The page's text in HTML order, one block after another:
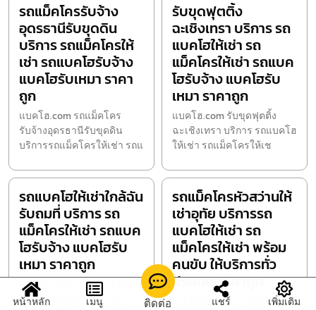
รถแม็คโครรับจ้าง
อุดรธานีรับขุดดิน
บริการ รถแม็คโครให้
เช่า รถแบคโฮรับจ้าง
แบคโฮรับเหมา ราคา
ถูก
แบคโฮ.com รถแม็คโคร
รับจ้างอุดรธานีรับขุดดิน
บริการรถแม็คโครให้เช่า รถแ
รับขุดฟุตติ้ง
ฉะเชิงเทรา บริการ รถ
แบคโฮให้เช่า รถ
แม็คโครให้เช่า รถแบค
โฮรับจ้าง แบคโฮรับ
เหมา ราคาถูก
แบคโฮ.com รับขุดฟุตติ้ง
ฉะเชิงเทรา บริการ รถแบคโฮ
ให้เช่า รถแม็คโครให้เช
รถแบคโฮให้เช่าใกล้ฉัน
รับถมที่ บริการ รถ
แม็คโครให้เช่า รถแบค
โฮรับจ้าง แบคโฮรับ
เหมา ราคาถูก
แบคโฮ.com รถแบคโฮให้เช่า
ใกล้ฉันรับถมที่ บริการรถ
รถแม็คโครหัวสว่านให้
เช่าอุทัย บริการรถ
แบคโฮให้เช่า รถ
แม็คโครให้เช่า พร้อม
คนขับ ให้บริการทั่ว
ประเทศ ราคาถูก
รถแม็คโครหัวสว่านให้เช่า
หน้าหลัก เมนู ติดต่อ แชร์ เพิ่มเติม